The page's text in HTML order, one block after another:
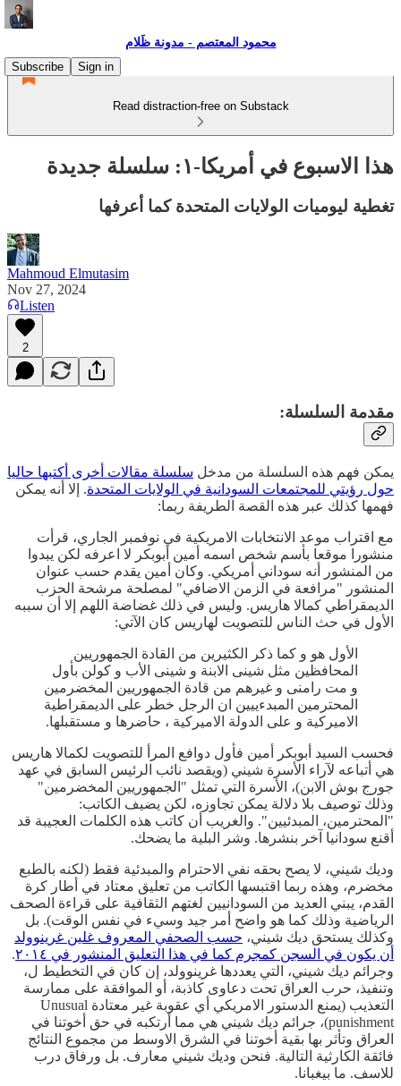
محمود المعتصم - مدونة ظَلام
Subscribe
Sign in
Read distraction-free on Substack
هذا الاسبوع في أمريكا-١: سلسلة جديدة
تغطية ليوميات الولايات المتحدة كما أعرفها
Mahmoud Elmutasim
Nov 27, 2024
Listen
2
مقدمة السلسلة:
يمكن فهم هذه السلسلة من مدخل سلسلة مقالات أخرى أكتبها حاليا
حول رؤيتي للمجتمعات السودانية في الولايات المتحدة. إلا أنه يمكن
فهمها كذلك عبر هذه القصة الطريفة ربما:
مع اقتراب موعد الانتخابات الامريكية في نوفمبر الجاري، قرأت
منشورا موقعا بأسم شخص اسمه أمين أبوبكر لا اعرفه لكن يبدوا
من المنشور أنه سوداني أمريكي. وكان أمين يقدم حسب عنوان
المنشور "مرافعة في الزمن الاضافي" لمصلحة مرشحة الحزب
الديمقراطي كمالا هاريس. وليس في ذلك غضاضة اللهم إلا أن سببه
الأول في حث الناس للتصويت لهاريس كان الآتي:
الأول هو و كما ذكر الكثيرين من القادة الجمهوريين
المحافظين مثل شينى الابنة و شينى الأب و كولن بأول
و مت رامنى و غيرهم من قادة الجمهوريين المخضرمين
المحترمين المبدءييين ان الرجل خطر على الديمقراطية
الاميركية و على الدولة الاميركية ، حاضرها و مستقبلها.
فحسب السيد أبوبكر أمين فأول دوافع المرأ للتصويت لكمالا هاريس
هي أتباعه لآراء الأسرة شيني (ويقصد نائب الرئيس السابق في عهد
جورج بوش الابن)، الأسرة التي تمثل "الجمهوريين المخضرمين"
وذلك توصيف بلا دلالة يمكن تجاوزه، لكن يضيف الكاتب:
"المحترمين، المبدئيين". والغريب أن كاتب هذه الكلمات العجيبة قد
أقنع سودانيا آخر بنشرها. وشر البلية ما يضحك.
وديك شيني، لا يصح بحقه نفي الاحترام والمبدئية فقط (لكنه بالطبع
مخضرم، وهذه ربما اقتبسها الكاتب من تعليق معتاد في أطار كرة
القدم، يبني العديد من السودانيين لغتهم الثقافية على قراءة الصحف
الرياضية وذلك كما هو واضح أمر جيد وسيء في نفس الوقت). بل
وكذلك يستحق ديك شيني، حسب الصحفي المعروف غلين غرينوولد
أن يكون في السجن كمجرم كما في هذا التعليق المنشور في ٢٠١٤
.
وجرائم ديك شيني، التي يعددها غرينوولد، إن كان في التخطيط ل،
وتنفيذ، حرب العراق تحت دعاوى كاذبة، أو الموافقة على ممارسة
التعذيب (يمنع الدستور الامريكي أي عقوبة غير معتادة Unusual
punishment)، جرائم ديك شيني هي مما أرتكبه في حق أخوتنا في
العراق وتأثر بها بقية أخوتنا في الشرق الاوسط من مجموع النتائج
فائقة الكارثية التالية. فنحن وديك شيني معارف. بل ورفاق درب
للاسف. ما بيغبانا.